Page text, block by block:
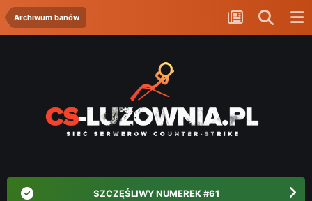
Archiwum banów
SZCZĘŚLIWY NUMEREK #61